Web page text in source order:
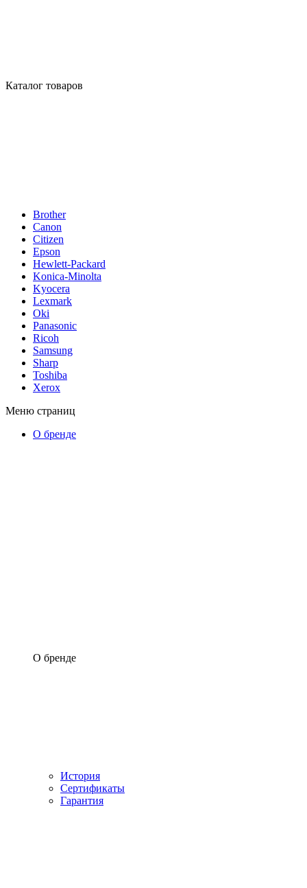
Каталог товаров
Brother
Canon
Citizen
Epson
Hewlett-Packard
Konica-Minolta
Kyocera
Lexmark
Oki
Panasonic
Ricoh
Samsung
Sharp
Toshiba
Xerox
Меню страниц
О бренде
О бренде
История
Сертификаты
Гарантия